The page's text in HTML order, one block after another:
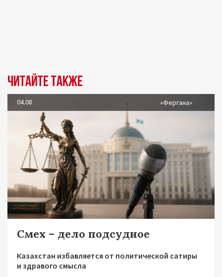
Читайте также
04.08 «Фергана»
Смех – дело подсудное
Казахстан избавляется от политической сатиры
и здравого смысла